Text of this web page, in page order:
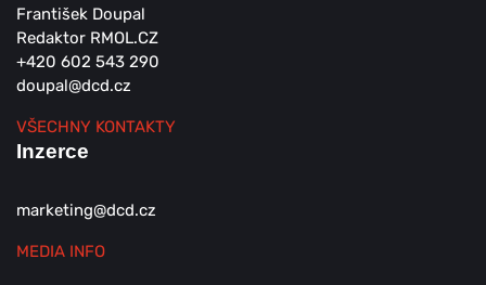
František Doupal
Redaktor RMOL.CZ
+420 602 543 290
doupal@dcd.cz
VŠECHNY KONTAKTY
Inzerce
marketing@dcd.cz
MEDIA INFO